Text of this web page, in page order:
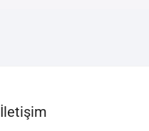
İletişim